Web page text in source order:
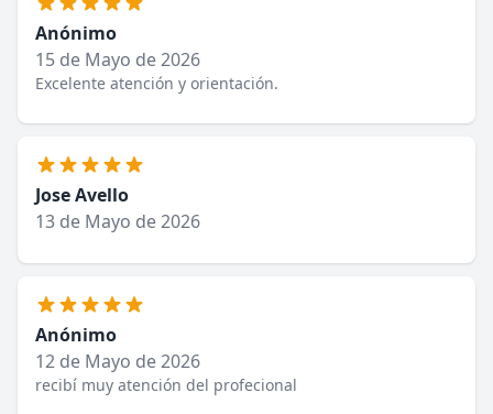
Anónimo
15 de Mayo de 2026
Excelente atención y orientación.
Jose Avello
13 de Mayo de 2026
Anónimo
12 de Mayo de 2026
recibí muy atención del profecional